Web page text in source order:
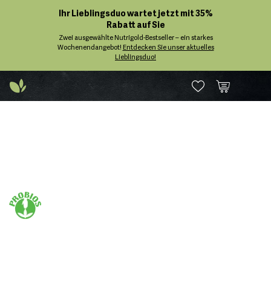
Ihr Lieblingsduo wartet jetzt mit 35%
Rabatt auf Sie
Zwei ausgewählte Nutrigold-Bestseller – ein starkes
Wochenendangebot! Entdecken Sie unser aktuelles
Lieblingsduo!